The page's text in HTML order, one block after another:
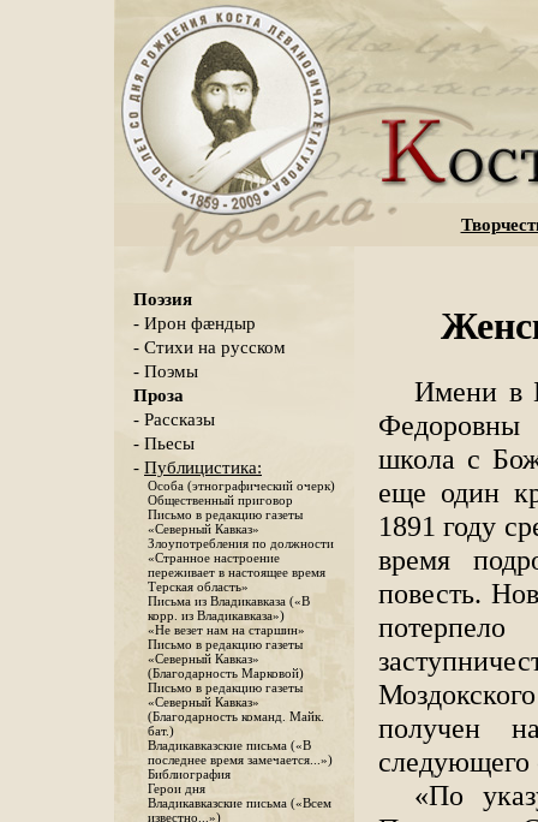
Поэзия
- Ирон фæндыр
- Стихи на русском
- Поэмы
Проза
- Рассказы
- Пьесы
- Публицистика:
Особа (этнографический очерк)
Общественный приговор
Письмо в редакцию газеты
«Северный Кавказ»
Злоупотребления по должности
«Странное настроение
переживает в настоящее время
Терская область»
Письма из Владикавказа («В
корр. из Владикавказа»)
«Не везет нам на старшин»
Письмо в редакцию газеты
«Северный Кавказ»
(Благодарность Марковой)
Письмо в редакцию газеты
«Северный Кавказ»
(Благодарность команд. Майк.
бат.)
Владикавказские письма («В
последнее время замечается...»)
Библиография
Герои дня
Владикавказские письма («Всем
известно...»)
Имени в
Федоровны
школа с
еще один
1891 году
время
повесть.
получен
«По